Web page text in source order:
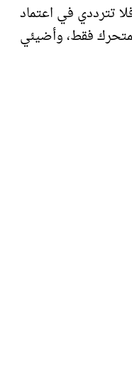
تترددي في اعتماد
فقط، وأضيئي